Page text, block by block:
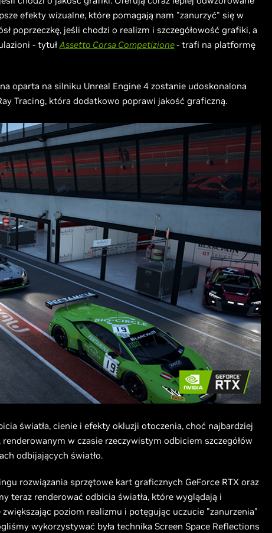
efekty wizualne, które pomagają nam "zanurzyć" się w
poprzeczkę, jeśli chodzi o realizm i szczegółowość grafiki, a
- tytułAssetto Corsa Competizione- trafi na platformę
oparta na silniku Unreal Engine 4 zostanie udoskonalona
Tracing, która dodatkowo poprawi jakość graficzną.
światła, cienie i efekty okluzji otoczenia, choć najbardziej
w czasie rzeczywistym odbiciem szczegółów
odbijających światło.
rozwiązania sprzętowe kart graficznych GeForce RTX oraz
teraz renderować odbicia światła, które wyglądają i
poziom realizmu i potęgując uczucie "zanurzenia"
wykorzystywać była technika Screen Space Reflections